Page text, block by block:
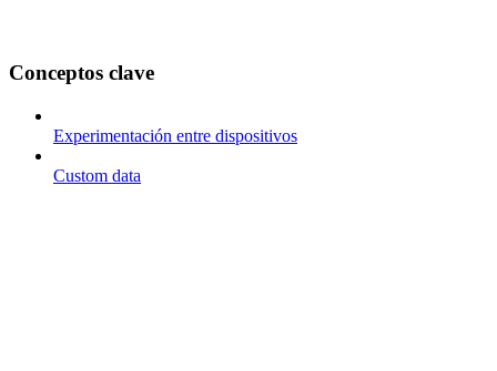
Conceptos clave
Experimentación entre dispositivos
Custom data